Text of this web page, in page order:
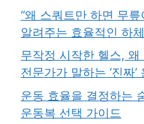
“왜 스쿼트만 하면 무
알려주는 효율적인 하
무작정 시작한 헬스,
전문가가 말하는 ‘진짜’
운동 효율을 결정하는
운동복 선택 가이드